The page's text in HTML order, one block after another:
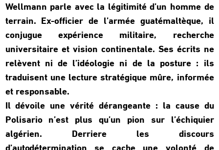
Wellmann parle avec la légitimité d’un homme de
terrain. Ex-officier de l’armée guatémaltèque, il
conjugue expérience militaire, recherche
universitaire et vision continentale. Ses écrits ne
relèvent ni de l’idéologie ni de la posture : ils
traduisent une lecture stratégique mûre, informée
et responsable.
Il dévoile une vérité dérangeante : la cause du
Polisario n’est plus qu’un pion sur l’échiquier
algérien. Derriere les discours